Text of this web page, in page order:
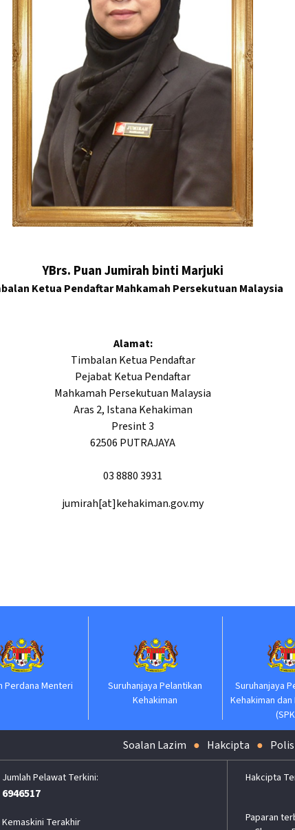
YBrs. Puan Jumirah binti Marjuki
Ketua Pendaftar Mahkamah Persekutuan Malaysia
Alamat:
Timbalan Ketua Pendaftar
Pejabat Ketua Pendaftar
Mahkamah Persekutuan Malaysia
Aras 2, Istana Kehakiman
Presint 3
62506 PUTRAJAYA
03 8880 3931
jumirah[at]kehakiman.gov.my
Suruhanjaya Pelantikan
Suruhanjaya Perkhidmatan
Kehakiman dan Perundangan
Soalan Lazim Hakcipta
6946517
Kemaskini Terakhir
Hakcipta
Paparan